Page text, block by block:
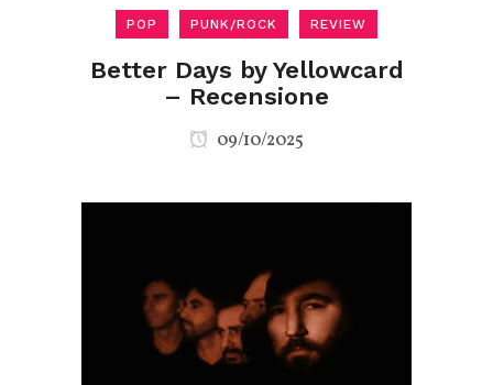
POP PUNK/ROCK REVIEW
Better Days by Yellowcard
– Recensione
09/10/2025